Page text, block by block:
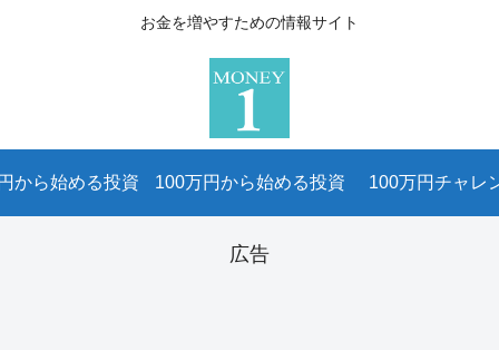
お金を増やすための情報サイト
から始める投資 100万円から始める投資 100万円チャレ
広告